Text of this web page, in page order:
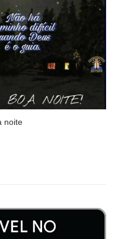
noite